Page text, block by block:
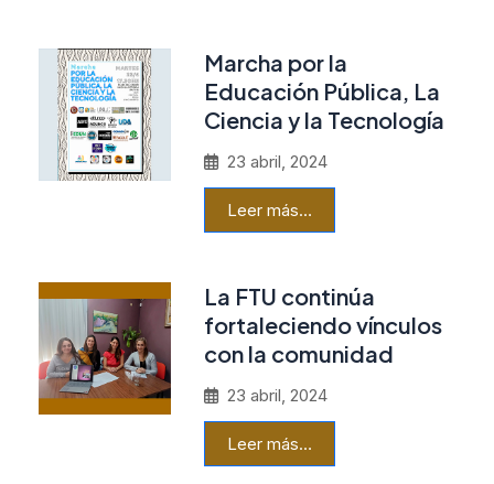
Marcha por la
Educación Pública, La
Ciencia y la Tecnología
23 abril, 2024
Leer más…
La FTU continúa
fortaleciendo vínculos
con la comunidad
23 abril, 2024
Leer más…